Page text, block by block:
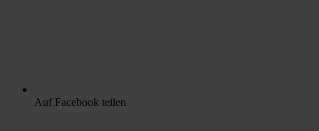
Auf Facebook teilen